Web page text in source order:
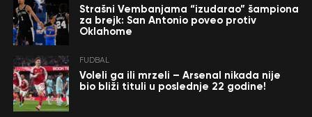
Strašni Vembanjama “izudarao” šampiona
za brejk: San Antonio poveo protiv
Oklahome
FUDBAL
Voleli ga ili mrzeli – Arsenal nikada nije
bio bliži tituli u poslednje 22 godine!